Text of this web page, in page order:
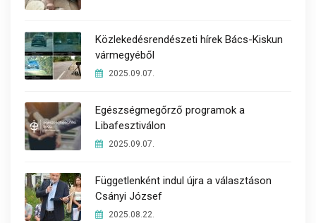
Közlekedésrendészeti hírek Bács-Kiskun
vármegyéből
2025.09.07.
Egészségmegőrző programok a
Libafesztiválon
2025.09.07.
Függetlenként indul újra a választáson
Csányi József
2025.08.22.